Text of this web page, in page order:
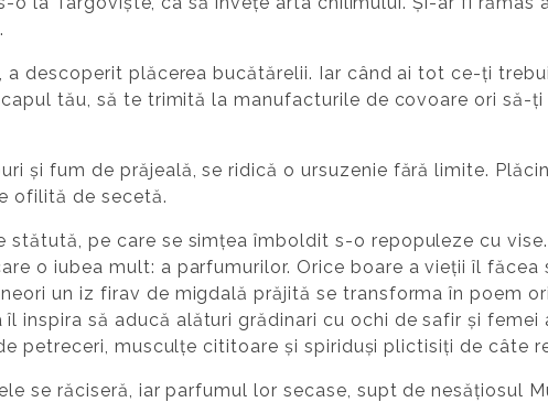
a descoperit plăcerea bucătărelii. Iar când ai tot ce-ți
tău, să te trimită la manufacturile de covoare ori să-ți
și fum de prăjeală, se ridică o ursuzenie fără limite.
ofilită de secetă.
stătută, pe care se simțea îmboldit s-o repopuleze cu
o iubea mult: a parfumurilor. Orice boare a vieții îl făcea
un iz firav de migdală prăjită se transforma în poem
inspira să aducă alături grădinari cu ochi de safir și femei
petreceri, musculțe cititoare și spiriduși plictisiți de câte
se răciseră, iar parfumul lor secase, supt de nesățiosul